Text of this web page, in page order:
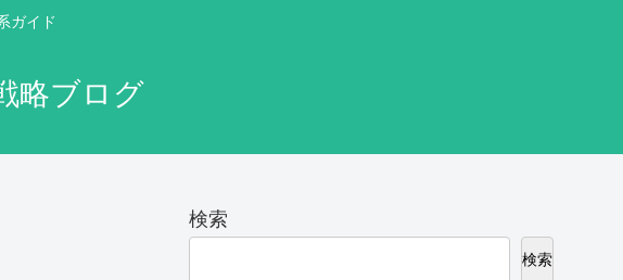
ガイド
略ブログ
検索
検索